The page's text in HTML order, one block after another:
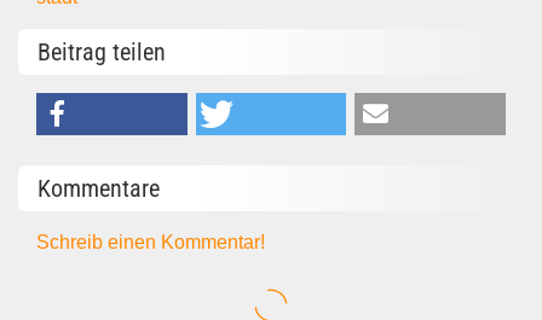
Beitrag teilen
Kommentare
Schreib einen Kommentar!